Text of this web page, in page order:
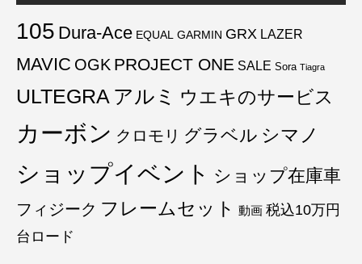
105 Dura-Ace EQUAL GARMIN GRX LAZER
MAVIC OGK PROJECT ONE SALE Sora Tiagra
ULTEGRA アルミ ウエキのサービス
カーボン クロモリ グラベル シマノ
ショップイベント ショップ在庫車
フィジーク フレームセット 動画 税込10万円
台ロード